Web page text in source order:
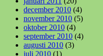
december 2010 (4)
november 2010 (5)
oktober 2010 (4)
september 2010 (4)
augusti 2010 (3)
juli 2010 (1)